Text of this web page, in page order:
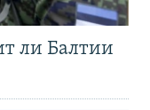
ли Балтии